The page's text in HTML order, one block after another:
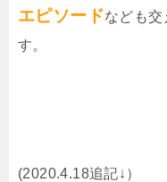
エピソードなども交
す。
(2020.4.18追記↓）